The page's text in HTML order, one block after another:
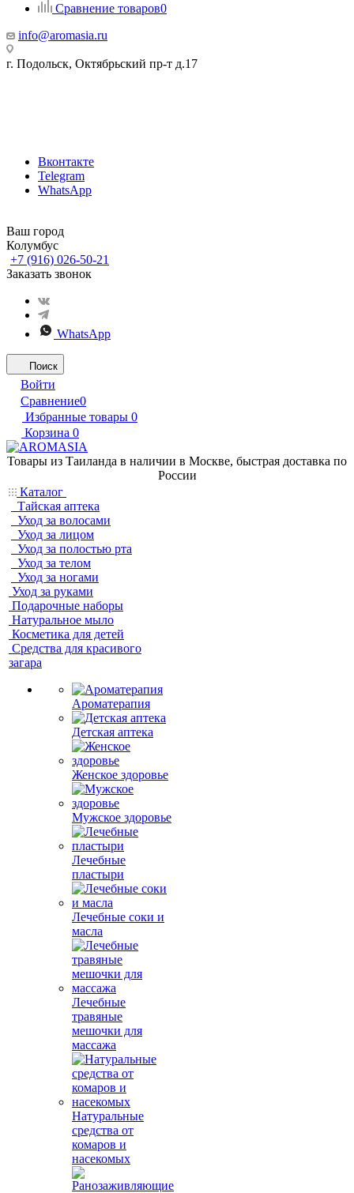
Сравнение товаров0
info@aromasia.ru
г. Подольск, Октябрьский пр-т д.17
Вконтакте
Telegram
WhatsApp
Ваш город
Колумбус
+7 (916) 026-50-21
Заказать звонок
WhatsApp
Поиск
Войти
Сравнение0
Избранные товары 0
Корзина 0
Товары из Таиланда в наличии в Москве, быстрая доставка по
России
Каталог
Тайская аптека
Уход за волосами
Уход за лицом
Уход за полостью рта
Уход за телом
Уход за ногами
Уход за руками
Подарочные наборы
Натуральное мыло
Косметика для детей
Средства для красивого
загара
Ароматерапия
Детская аптека
Женское здоровье
Мужское здоровье
Лечебные
пластыри
Лечебные соки и
масла
Лечебные
травяные
мешочки для
массажа
Натуральные
средства от
комаров и
насекомых